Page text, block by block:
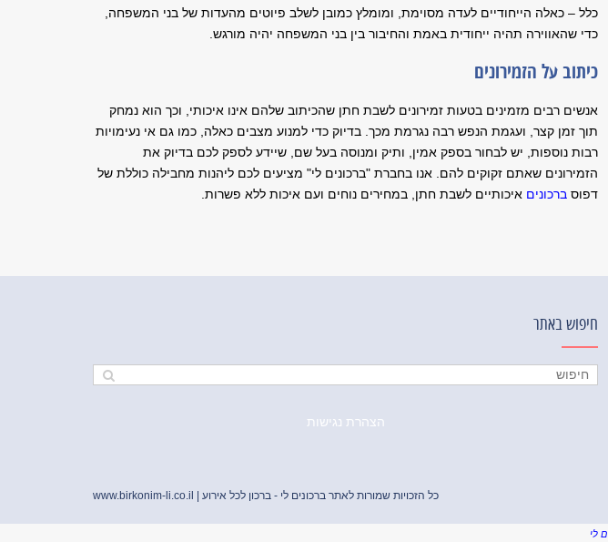
כלל – כאלה הייחודיים לעדה מסוימת, ומומלץ כמובן לשלב פיוטים מהעדות של בני המשפחה,
כדי שהאווירה תהיה ייחודית באמת והחיבור בין בני המשפחה יהיה מורגש.
כיתוב על הזמירונים
אנשים רבים מזמינים בטעות זמירונים לשבת חתן שהכיתוב שלהם אינו איכותי, וכך הוא נמחק
תוך זמן קצר, ועגמת הנפש רבה נגרמת מכך. בדיוק כדי למנוע מצבים כאלה, כמו גם אי נעימויות
רבות נוספות, יש לבחור בספק אמין, ותיק ומנוסה בעל שם, שיידע לספק לכם בדיוק את
הזמירונים שאתם זקוקים להם. אנו בחברת "ברכונים לי" מציעים לכם ליהנות מחבילה כוללת של
דפוס ברכונים איכותיים לשבת חתן, במחירים נוחים ועם איכות ללא פשרות.
חיפוש באתר
הצהרת נגישות
כל הזכויות שמורות לאתר ברכונים לי - ברכון לכל אירוע | www.birkonim-li.co.il
לי